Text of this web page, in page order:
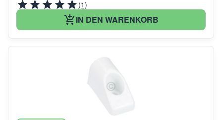
(1)
IN DEN WARENKORB